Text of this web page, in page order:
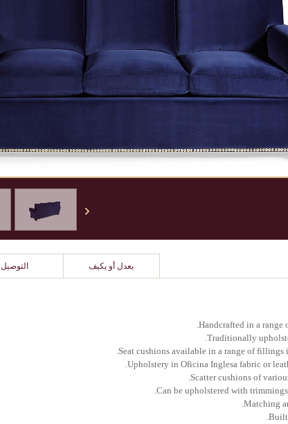
التوصيل يعدل أو يكيف